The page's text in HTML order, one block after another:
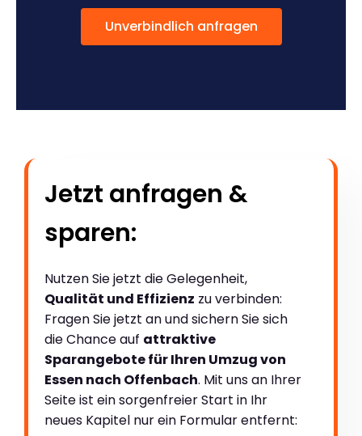
Unverbindlich anfragen
Jetzt anfragen &
sparen:
Nutzen Sie jetzt die Gelegenheit,
Qualität und Effizienz zu verbinden:
Fragen Sie jetzt an und sichern Sie sich
die Chance auf attraktive
Sparangebote für Ihren Umzug von
Essen nach Offenbach. Mit uns an Ihrer
Seite ist ein sorgenfreier Start in Ihr
neues Kapitel nur ein Formular entfernt: